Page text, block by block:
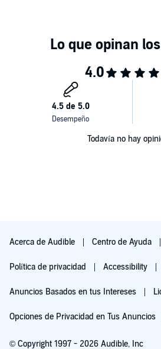
Todavía no hay
Acerca de Audible Centro de Ayuda
Política de privacidad Accessibility
Anuncios Basados en tus Intereses
Opciones de Privacidad en Tus Anuncios
© Copyright 1997 - 2026 Audible, Inc